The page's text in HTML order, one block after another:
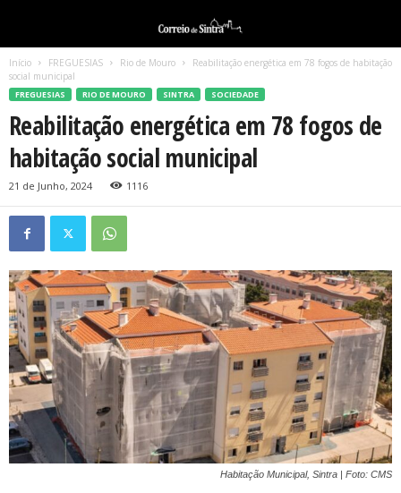
Início FREGUESIAS Rio de Mouro
Reabilitação energética em 78 fogos de habitação
social municipal
FREGUESIAS RIO DE MOURO SINTRA SOCIEDADE
Reabilitação energética em 78 fogos de
habitação social municipal
21 de Junho, 2024 1116
Habitação Municipal, Sintra | Foto: CMS